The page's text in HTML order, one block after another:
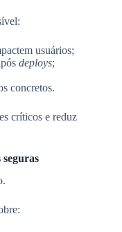
usuários;
deploys;
concretos.
críticos e reduz